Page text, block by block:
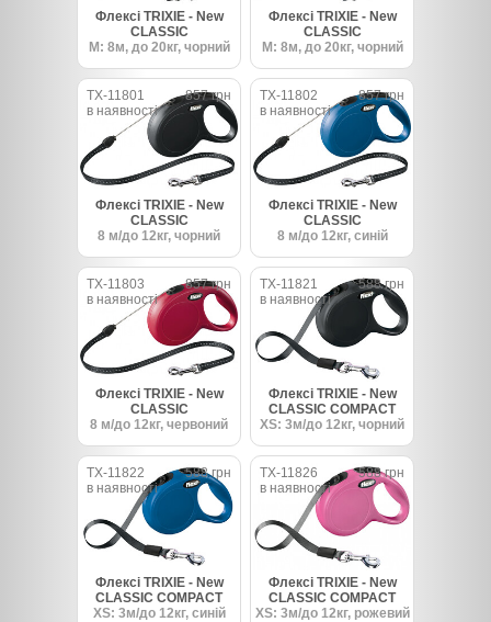
Флексі TRIXIE - New
CLASSIC
M: 8м, до 20кг, чорний
Флексі TRIXIE - New
CLASSIC
M: 8м, до 20кг, чорний
TX-11801
в наявності
857 грн
Флексі TRIXIE - New
CLASSIC
8 м/до 12кг, чорний
TX-11802
в наявності
857 грн
Флексі TRIXIE - New
CLASSIC
8 м/до 12кг, синій
TX-11803
в наявності
857 грн
Флексі TRIXIE - New
CLASSIC
8 м/до 12кг, червоний
TX-11821
в наявності
588 грн
Флексі TRIXIE - New
CLASSIC COMPACT
XS: 3м/до 12кг, чорний
TX-11822
в наявності
588 грн
Флексі TRIXIE - New
CLASSIC COMPACT
XS: 3м/до 12кг, синій
TX-11826
в наявності
588 грн
Флексі TRIXIE - New
CLASSIC COMPACT
XS: 3м/до 12кг, рожевий